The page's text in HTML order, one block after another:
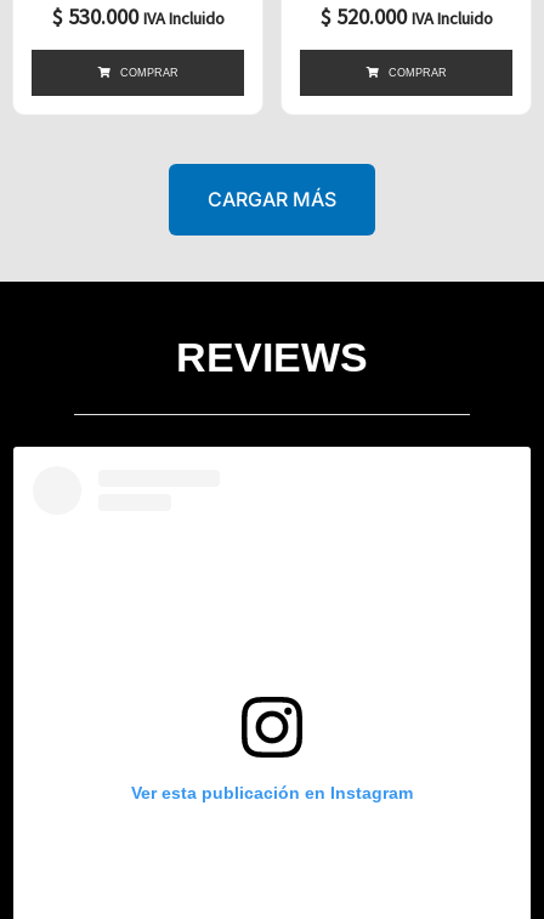
$530.000 IVA Incluido
COMPRAR
$520.000 IVA Incluido
COMPRAR
CARGAR MÁS
REVIEWS
Ver esta publicación en Instagram